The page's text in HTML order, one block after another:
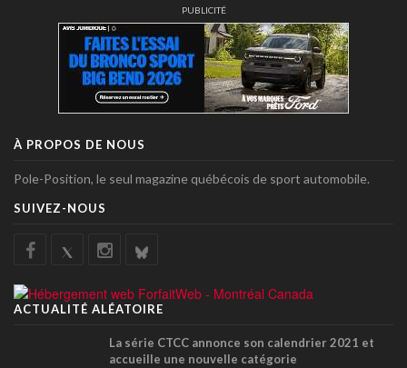
PUBLICITÉ
À PROPOS DE NOUS
Pole-Position, le seul magazine québécois de sport automobile.
SUIVEZ-NOUS
ACTUALITÉ ALÉATOIRE
La série CTCC annonce son calendrier 2021 et
accueille une nouvelle catégorie